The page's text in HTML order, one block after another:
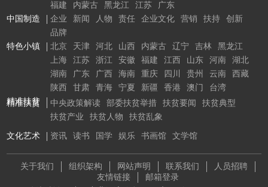
福建
内蒙古 黑龙江 江苏
广东
中国制造
企业 新闻 人物 责任 企业文化 营销 扶持
创新
品牌
特色小镇
北京 天津 河北 山西 内蒙古 辽宁 吉林
黑龙江
上海
江苏 浙江 安徽 福建 江西 山东 河南
湖北
湖南
广东 广西 海南 重庆 四川 贵州 云南
西藏
陕西
甘肃 青海 宁夏 新疆 香港 澳门
台湾
精准扶贫
文化艺术 资讯 读书 国学 娱乐 书画馆 文学馆
精准扶贫 中央政策解读 部委扶贫举措 扶贫要闻
扶贫典型
扶贫产业
扶贫人物 扶贫乱象
关于我们 组织架构 网站声明 联系我们
人员招聘
友情链接
邮箱登录